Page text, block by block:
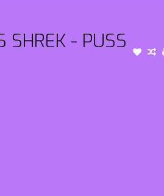
SHREK - PUSS